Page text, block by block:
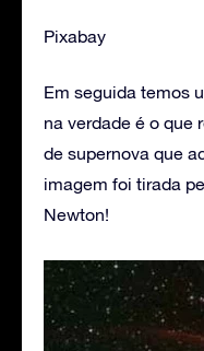
Pixabay
Em seguida temos
na verdade é o que
de supernova que
imagem foi tirada
Newton!